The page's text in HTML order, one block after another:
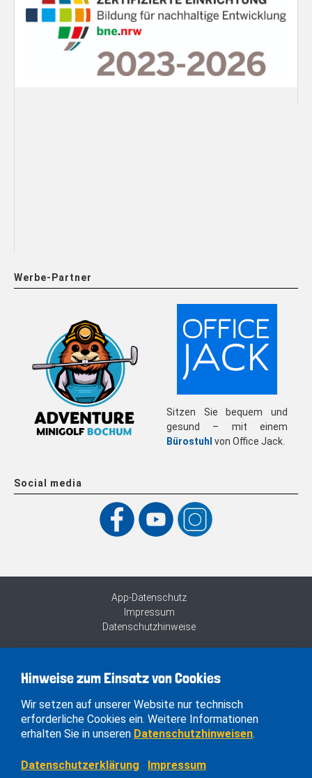
Werbe-Partner
Sitzen Sie bequem und
gesund – mit einem
Bürostuhl von Office Jack.
Social media
App-Datenschutz
Impressum
Datenschutzhinweise
Hinweise zum Einsatz von Cookies
Wir setzen auf unserer Website nur technisch
erforderliche Cookies ein. Weitere Informationen
erhalten Sie in unseren Datenschutzhinweisen.
Datenschutzerklärung Impressum